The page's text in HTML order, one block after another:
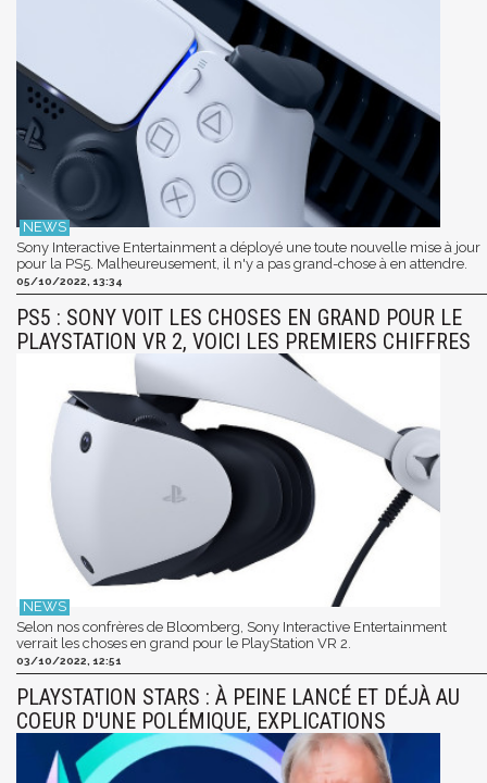
Sony Interactive Entertainment a déployé une toute nouvelle mise à jour
pour la PS5. Malheureusement, il n'y a pas grand-chose à en attendre.
05/10/2022, 13:34
PS5 : SONY VOIT LES CHOSES EN GRAND POUR LE
PLAYSTATION VR 2, VOICI LES PREMIERS CHIFFRES
Selon nos confrères de Bloomberg, Sony Interactive Entertainment
verrait les choses en grand pour le PlayStation VR 2.
03/10/2022, 12:51
PLAYSTATION STARS : À PEINE LANCÉ ET DÉJÀ AU
COEUR D'UNE POLÉMIQUE, EXPLICATIONS